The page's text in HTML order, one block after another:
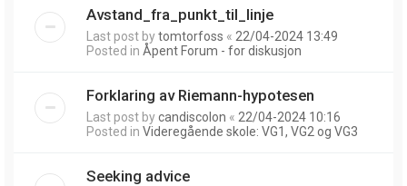
Avstand_fra_punkt_til_linje
Last post bytomtorfoss « 22/04-2024 13:49
Posted in Åpent Forum - for diskusjon
Forklaring av Riemann-hypotesen
Last post bycandiscolon « 22/04-2024 10:16
Posted in Videregående skole: VG1, VG2 og VG3
Seeking advice